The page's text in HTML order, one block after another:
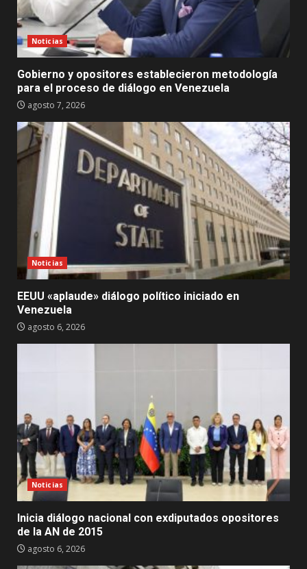
Noticias
Gobierno y opositores establecieron metodología
para el proceso de diálogo en Venezuela
agosto 7, 2026
Noticias
EEUU «aplaude» diálogo político iniciado en
Venezuela
agosto 6, 2026
Noticias
Inicia diálogo nacional con exdiputados opositores
de la AN de 2015
agosto 6, 2026